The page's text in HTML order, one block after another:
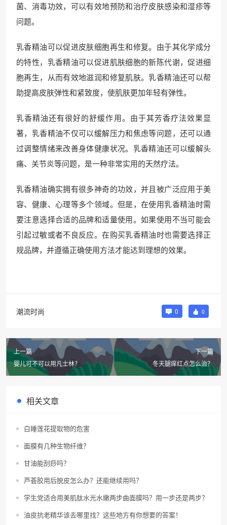
菌、消毒功效，可以有效地预防和治疗皮肤感染和湿疹等
问题。
乳香精油可以促进皮肤细胞再生和修复。由于其化学成分
的特性，乳香精油可以促进肌肤细胞的新陈代谢，促进细
胞再生，从而有效地滋润和修复肌肤。乳香精油还可以帮
助提高皮肤弹性和紧致度，使肌肤更加年轻有弹性。
乳香精油还有很好的舒缓作用。由于其芳香疗法效果显
著，乳香精油不仅可以缓解压力和焦虑等问题，还可以通
过调整情绪来改善身体健康状况。乳香精油还可以缓解头
痛、关节炎等问题，是一种非常实用的天然疗法。
乳香精油确实拥有很多神奇的功效，并且被广泛应用于美
容、健康、心理等多个领域。但是，在使用乳香精油时需
要注意选择合适的品牌和适量使用。如果使用不当可能会
引起过敏或者不良反应。在购买乳香精油时也需要选择正
规品牌，并遵循正确使用方法才能达到理想的效果。
潮流时尚 0 0
上一篇
婴儿可不可以用凡士林？
下一篇
冬天腿痒红点怎么治？
相关文章
白睡莲花提取物的危害
面膜有几种生物纤维？
甘油能刮痧吗？
芦荟胶用后脱皮怎么办？还能继续用吗？
学生党适合用美肌肽水光水嫩两步曲面膜吗？用一步还是两步？
油皮抗老精华该去哪里找？这些地方有你想要的答案！